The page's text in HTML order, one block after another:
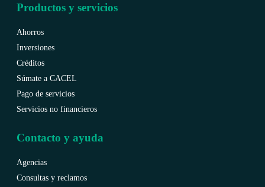
Productos y servicios
Ahorros
Inversiones
Créditos
Súmate a CACEL
Pago de servicios
Servicios no financieros
Contacto y ayuda
Agencias
Consultas y reclamos